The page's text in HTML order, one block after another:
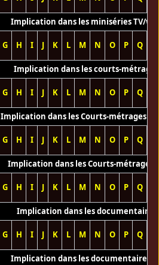
Implication dans les miniséries TV/
G H I J K L M N O P Q
Implication dans les courts-métrages
G H I J K L M N O P Q
Implication dans les Courts-métrages
G H I J K L M N O P Q
Implication dans les Courts-métrages
G H I J K L M N O P Q
Implication dans les documentaires
G H I J K L M N O P Q
Implication dans les documentaires